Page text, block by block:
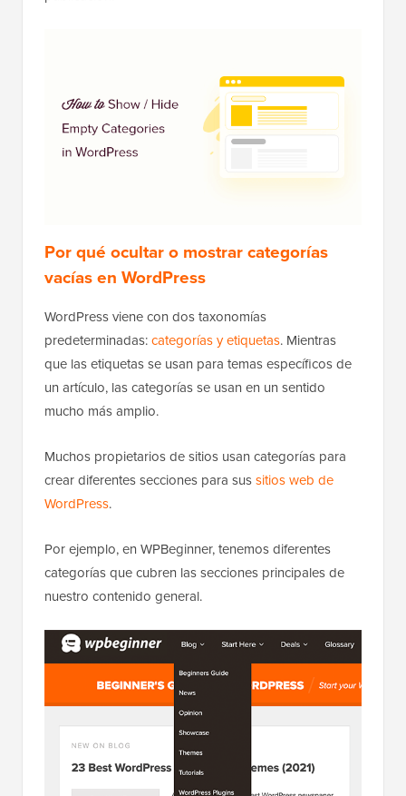
Por qué ocultar o mostrar categorías
vacías en WordPress
WordPress viene con dos taxonomías
predeterminadas:categorías y etiquetas. Mientras
que las etiquetas se usan para temas específicos de
un artículo, las categorías se usan en un sentido
mucho más amplio.
Muchos propietarios de sitios usan categorías para
crear diferentes secciones para sussitios web de
WordPress.
Por ejemplo, en WPBeginner, tenemos diferentes
categorías que cubren las secciones principales de
nuestro contenido general.